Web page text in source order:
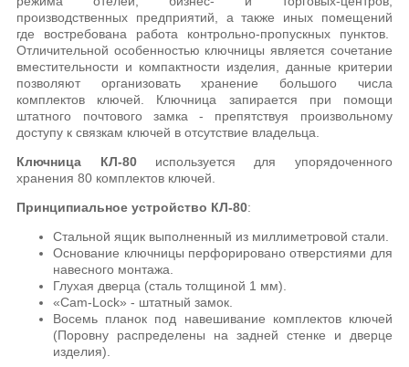
производственных предприятий, а также иных помещений
где востребована работа контрольно-пропускных пунктов.
Отличительной особенностью ключницы является сочетание
вместительности и компактности изделия, данные критерии
позволяют организовать хранение большого числа
комплектов ключей. Ключница запирается при помощи
штатного почтового замка - препятствуя произвольному
доступу к связкам ключей в отсутствие владельца.
Ключница КЛ-80 используется для упорядоченного
хранения 80 комплектов ключей.
Принципиальное устройство КЛ-80:
Стальной ящик выполненный из миллиметровой стали.
Основание ключницы перфорировано отверстиями для
навесного монтажа.
Глухая дверца (сталь толщиной 1 мм).
«Cam-Lock» - штатный замок.
Восемь планок под навешивание комплектов ключей
(Поровну распределены на задней стенке и дверце
изделия).